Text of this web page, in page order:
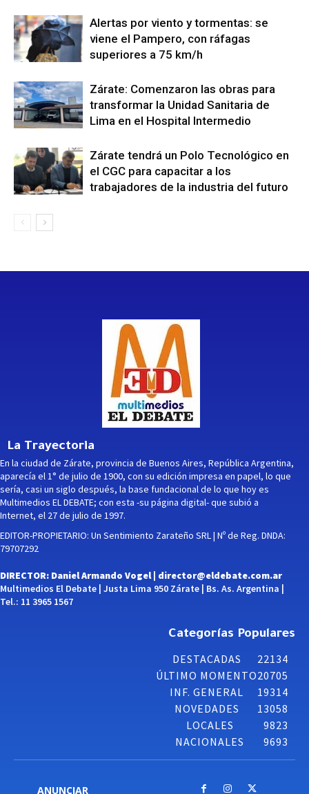
Alertas por viento y tormentas: se
viene el Pampero, con ráfagas
superiores a 75 km/h
Zárate: Comenzaron las obras para
transformar la Unidad Sanitaria de
Lima en el Hospital Intermedio
Zárate tendrá un Polo Tecnológico en
el CGC para capacitar a los
trabajadores de la industria del futuro
La Trayectoria
En la ciudad de Zárate, provincia de Buenos Aires, República Argentina,
aparecía el 1° de julio de 1900, con su edición impresa en papel, lo que
sería, casi un siglo después, la base fundacional de lo que hoy es
Multimedios EL DEBATE; con esta -su página digital- que subió a
Internet, el 27 de julio de 1997.
EDITOR-PROPIETARIO: Un Sentimiento Zarateño SRL | Nº de Reg. DNDA:
79707292
DIRECTOR: Daniel Armando Vogel | director@eldebate.com.ar
Multimedios El Debate | Justa Lima 950 Zárate | Bs. As. Argentina |
Tel.: 11 3965 1567
Categorías Populares
DESTACADAS
22134
ÚLTIMO MOMENTO20705
INF. GENERAL
19314
NOVEDADES
13058
LOCALES
9823
NACIONALES
9693
ANUNCIAR